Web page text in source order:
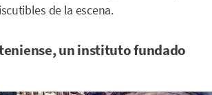
de la escena.
un instituto fundado